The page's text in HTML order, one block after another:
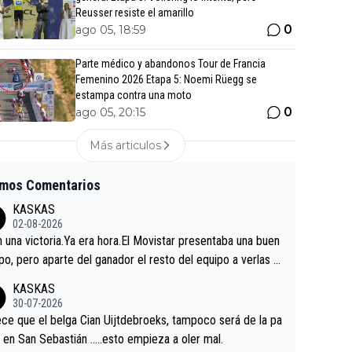
Reusser resiste el amarillo
ago 05, 18:59 0
Parte médico y abandonos Tour de Francia
Femenino 2026 Etapa 5: Noemi Rüegg se
estampa contra una moto
ago 05, 20:15 0
Más articulos
Comentarios
KASKAS
02-08-2026
una victoria.Ya era hora.El Movistar presentaba una buen
pero aparte del ganador el resto del equipo a verlas v
única buena noticia es la mejoría de Enric Más en San S
en la Vuelta a Burgos sigue la mejoría, podríamos t
sorpresa en la Vuelta.Ojalá.
KASKAS
30-07-2026
que el belga Cian Uijtdebroeks, tampoco será de la pa
San Sebastián …..esto empieza a oler mal.